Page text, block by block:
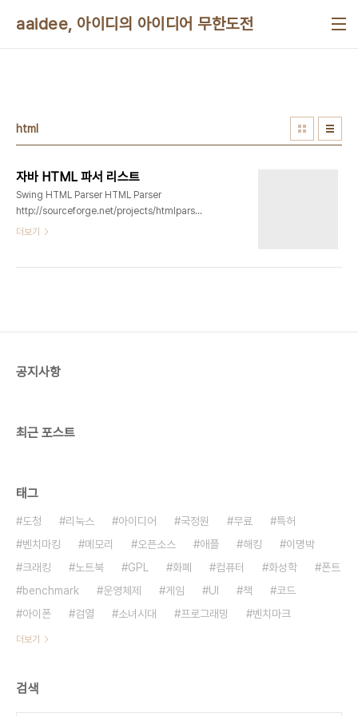
aaidee, 아이디의 아이디어 무한도전
html
자바 HTML 파서 리스트
Swing HTML Parser HTML Parser
http://sourceforge.net/projects/htmlparser/
CPL 1.0, LGPL Java Mozilla Html Parser
더보기
공지사항
최근 포스트
태그
도청 리눅스 아이디어 국정원 무료
특허
벤치마킹
메모리 오픈소스 애플 해킹
이명박
크래킹
노트북 GPL 화폐 컴퓨터 화성학
폰트
benchmark
운영체제 게임 UI 책
코드
아이폰
검열 소녀시대 프로그래밍 벤치마크
더보기
검색